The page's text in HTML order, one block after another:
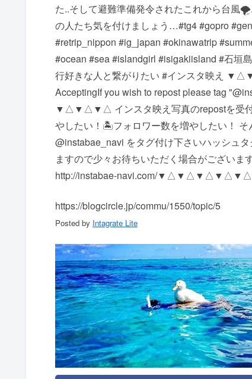
た..そして避難準備発令されたこれから台風
の人たち気を付けましょう…#tg4 #gopro
#retrip_nippon #ig_japan #okinawatrip
#ocean #sea #islandgirl #isigakiisland #石垣
行好きな人と繋がりたい #インス
Accepting If you wish to repost please tag
▼△▼△▼△ インスタ映え写真のrepostを受付
やしたい！ 🏝フォロワー数を増やしたい！
@instabae_navi をタグ付け下さい️ ハッシュ
ますので少々お待ちいただく場合がございま
http://instabae-navi.com/
https://blogcircle.jp/commu/1550/topic/5
Posted by Intagrate Lite